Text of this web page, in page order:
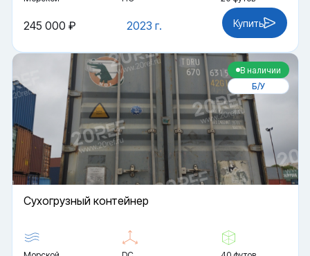
2023 г.
245 000 ₽ Купить
В наличии
Б/У
Cухогрузный контейнер